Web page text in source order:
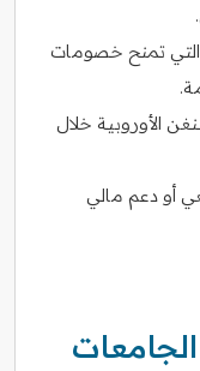
التي تمنح خصومات
الأوروبية خلال
أو دعم مالي